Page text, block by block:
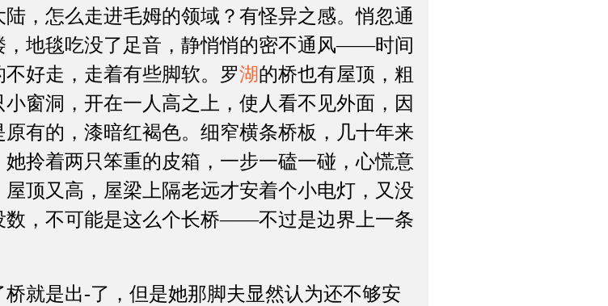
，怎么走进毛姆的领域？有怪异之感。悄忽通
，地毯吃没了足音，静悄悄的密不通风——时间
好走，走着有些脚软。罗湖的桥也有屋顶，粗
窗洞，开在一人高之上，使人看不见外面，因
有的，漆暗红褐色。细窄横条桥板，几十年来
拎着两只笨重的皮箱，一步一磕一碰，心慌意
顶又高，屋梁上隔老远才安着个小电灯，又没
数，不可能是这么个长桥——不过是边界上一条
是出-了，但是她那脚夫显然认为还不够安